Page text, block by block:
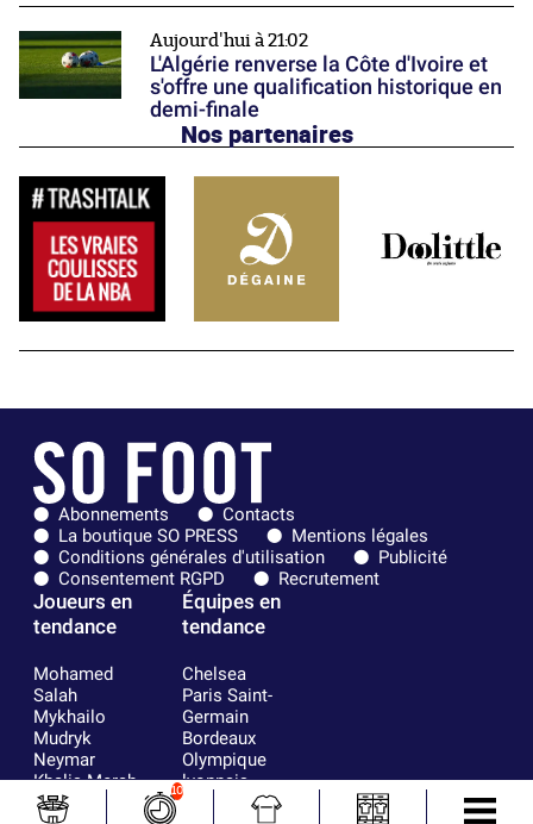
Aujourd'hui à 21:02
L'Algérie renverse la Côte d'Ivoire et
s'offre une qualification historique en
demi-finale
Nos partenaires
Abonnements
Contacts
La boutique SO PRESS
Mentions légales
Conditions générales d'utilisation
Publicité
Consentement RGPD
Recrutement
Joueurs en
tendance
Mohamed
Salah
Mykhailo
Mudryk
Neymar
Khalis Merah
Loïs Openda
Équipes en
tendance
Chelsea
Paris Saint-
Germain
Bordeaux
Olympique
lyonnais
FIFA
10